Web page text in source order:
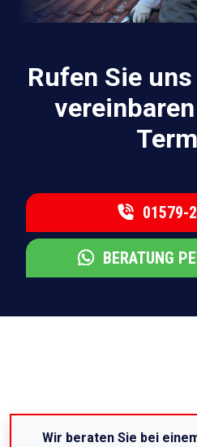
Rufen Sie
01579-
BERATUNG
Wir beraten Sie bei